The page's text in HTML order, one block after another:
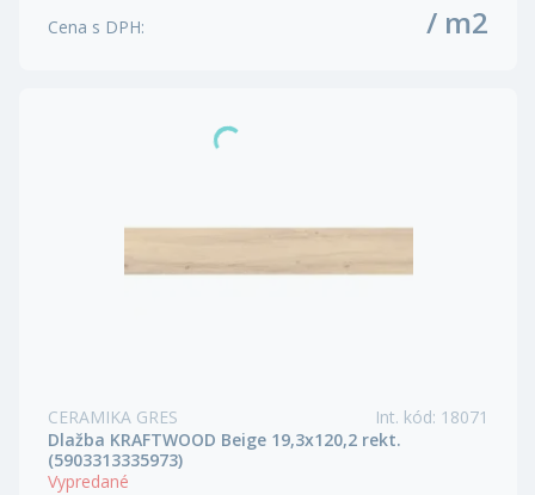
Cena s DPH: / m2
CERAMIKA GRES Int. kód: 18071
Dlažba KRAFTWOOD Beige 19,3x120,2 rekt.
(5903313335973)
Vypredané